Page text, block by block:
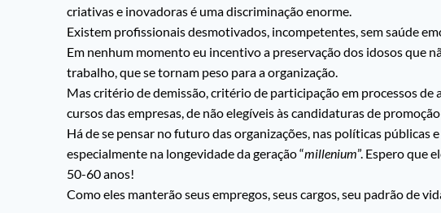
criativas e inovadoras é uma discriminação enorme.
Existem profissionais desmotivados, incompetentes, sem saúde
Em nenhum momento eu incentivo a preservação dos idosos que
trabalho, que se tornam peso para a organização.
Mas critério de demissão, critério de participação em processos de
cursos das empresas, de não elegíveis às candidaturas de
Há de se pensar no futuro das organizações, nas políticas públicas
especialmente na longevidade da geração “millenium”. Espero que
50-60 anos!
Como eles manterão seus empregos, seus cargos, seu padrão de